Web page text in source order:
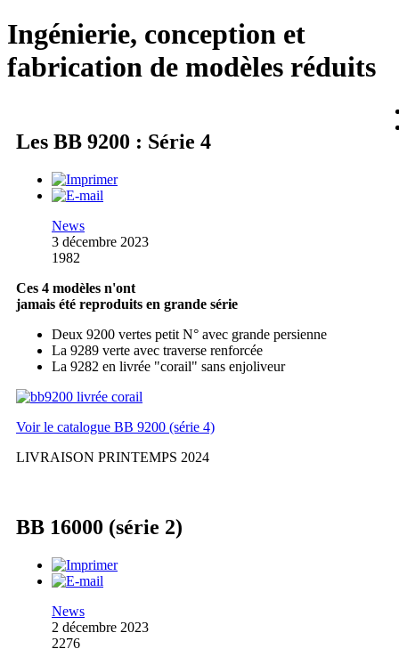
Ingénierie, conception et
fabrication de modèles réduits
Les BB 9200 : Série 4
News
3 décembre 2023
1982
Ces 4 modèles n'ont
jamais été reproduits en grande série
Deux 9200 vertes petit N° avec grande persienne
La 9289 verte avec traverse renforcée
La 9282 en livrée "corail" sans enjoliveur
Voir le catalogue BB 9200 (série 4)
LIVRAISON PRINTEMPS 2024
BB 16000 (série 2)
News
2 décembre 2023
2276